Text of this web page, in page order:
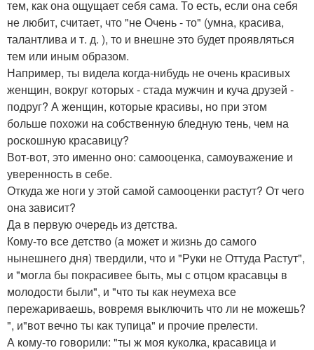
тем, как она ощущает себя сама. То есть, если она себя
не любит, считает, что "не Очень - то" (умна, красива,
талантлива и т. д. ), то и внешне это будет проявляться
тем или иным образом.
Например, ты видела когда-нибудь не очень красивых
женщин, вокруг которых - стада мужчин и куча друзей -
подруг? А женщин, которые красивы, но при этом
больше похожи на собственную бледную тень, чем на
роскошную красавицу?
Вот-вот, это именно оно: самооценка, самоуважение и
уверенность в себе.
Откуда же ноги у этой самой самооценки растут? От чего
она зависит?
Да в первую очередь из детства.
Кому-то все детство (а может и жизнь до самого
нынешнего дня) твердили, что и "Руки не Оттуда Растут",
и "могла бы покрасивее быть, мы с отцом красавцы в
молодости были", и "что ты как неумеха все
пережариваешь, вовремя выключить что ли не можешь?
", и"вот вечно ты как тупица" и прочие прелести.
А кому-то говорили: "ты ж моя куколка, красавица и